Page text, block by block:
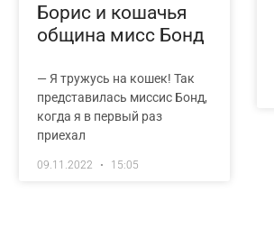
Борис и кошачья
община мисс Бонд
— Я тружусь на кошек! Так
представилась миссис Бонд,
когда я в первый раз
приехал
09.11.2022 15:05